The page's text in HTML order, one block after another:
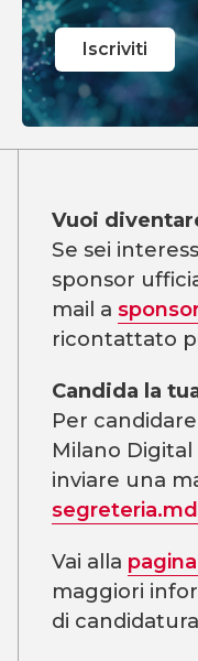
Iscriviti
Vuoi
Se sei
sponsor
mail a
ricontattato
Candida la
Per
Milano Digital
inviare una
Vai alla
maggiori
di